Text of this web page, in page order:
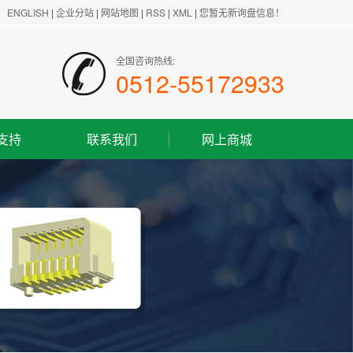
ENGLISH | 企业分站 | 网站地图 | RSS | XML | 您暂无新询盘信息！
全国咨询热线:
0512-55172933
持
联系我们
联系方式
客户留言
网上商城